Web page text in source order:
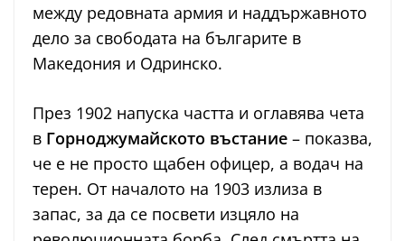
между редовната армия и наддържавното
дело за свободата на българите в
Македония и Одринско.
През 1902 напуска частта и оглавява чета
в Горноджумайското въстание – показва,
че е не просто щабен офицер, а водач на
терен. От началото на 1903 излиза в
запас, за да се посвети изцяло на